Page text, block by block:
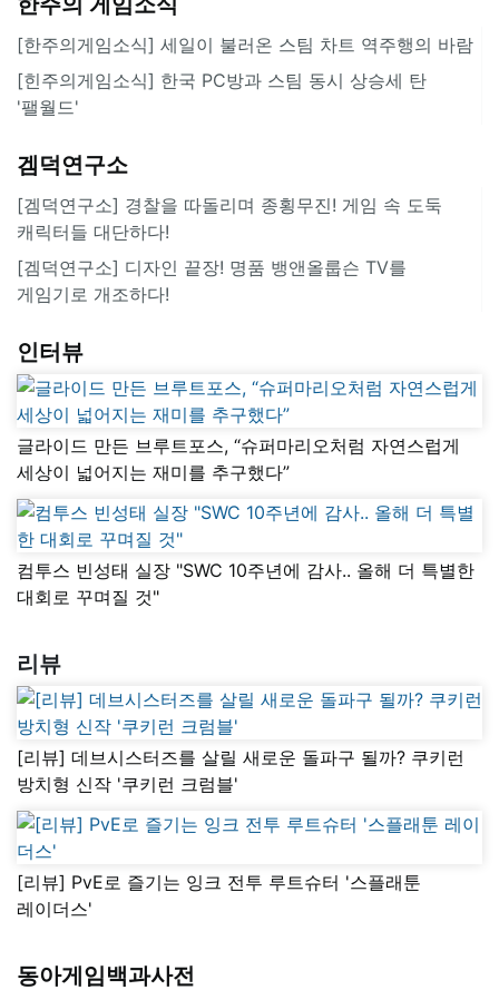
[한주의게임소식] 세일이 불러온 스팀 차트 역주행의 바람
[힌주의게임소식] 한국 PC방과 스팀 동시 상승세 탄
'팰월드'
겜덕연구소
[겜덕연구소] 경찰을 따돌리며 종횡무진! 게임 속 도둑
캐릭터들 대단하다!
[겜덕연구소] 디자인 끝장! 명품 뱅앤올룹슨 TV를
게임기로 개조하다!
인터뷰
글라이드 만든 브루트포스, “슈퍼마리오처럼 자연스럽게
세상이 넓어지는 재미를 추구했다”
컴투스 빈성태 실장 "SWC 10주년에 감사.. 올해 더 특별한
대회로 꾸며질 것"
리뷰
[리뷰] 데브시스터즈를 살릴 새로운 돌파구 될까? 쿠키런
방치형 신작 '쿠키런 크럼블'
[리뷰] PvE로 즐기는 잉크 전투 루트슈터 '스플래툰
레이더스'
동아게임백과사전